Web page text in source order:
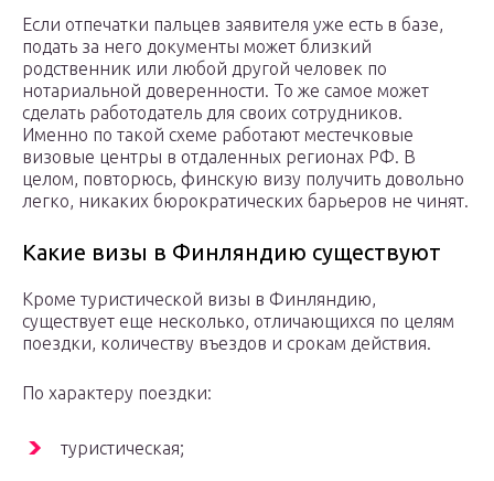
Если отпечатки пальцев заявителя уже есть в базе,
подать за него документы может близкий
родственник или любой другой человек по
нотариальной доверенности. То же самое может
сделать работодатель для своих сотрудников.
Именно по такой схеме работают местечковые
визовые центры в отдаленных регионах РФ. В
целом, повторюсь, финскую визу получить довольно
легко, никаких бюрократических барьеров не чинят.
Какие визы в Финляндию существуют
Кроме туристической визы в Финляндию,
существует еще несколько, отличающихся по целям
поездки, количеству въездов и срокам действия.
По характеру поездки:
туристическая;